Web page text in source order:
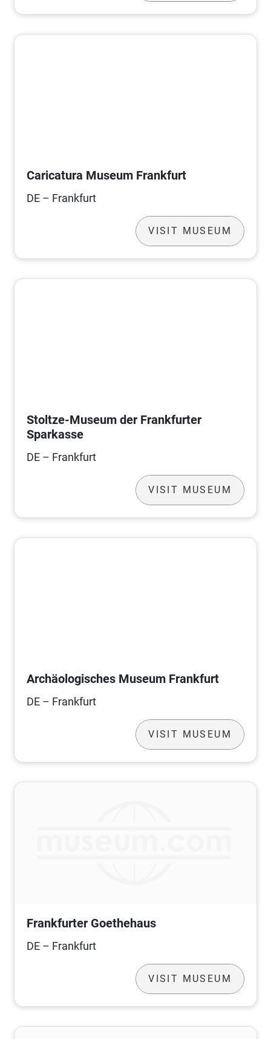
Caricatura Museum Frankfurt
DE – Frankfurt
VISIT MUSEUM
Stoltze-Museum der Frankfurter
Sparkasse
DE – Frankfurt
VISIT MUSEUM
Archäologisches Museum Frankfurt
DE – Frankfurt
VISIT MUSEUM
Frankfurter Goethehaus
DE – Frankfurt
VISIT MUSEUM